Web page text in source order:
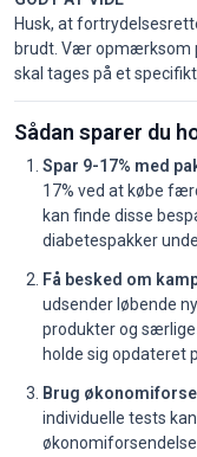
Husk, at
brudt. Vær opmærksom
skal tages på et
Sådan sparer du
Spar 9-17% med
17% ved at købe
kan finde disse
diabetespakker
Få besked om
udsender løbende
produkter og
holde sig opdateret
Brug
individuelle tests